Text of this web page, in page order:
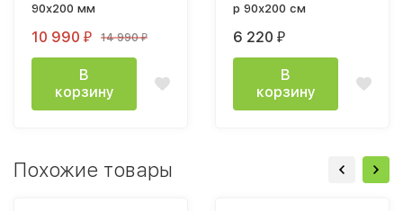
90х200 мм
10 990 ₽ 14 990₽
В
корзину
р 90х200 см
6 220 ₽
В
корзину
Похожие товары